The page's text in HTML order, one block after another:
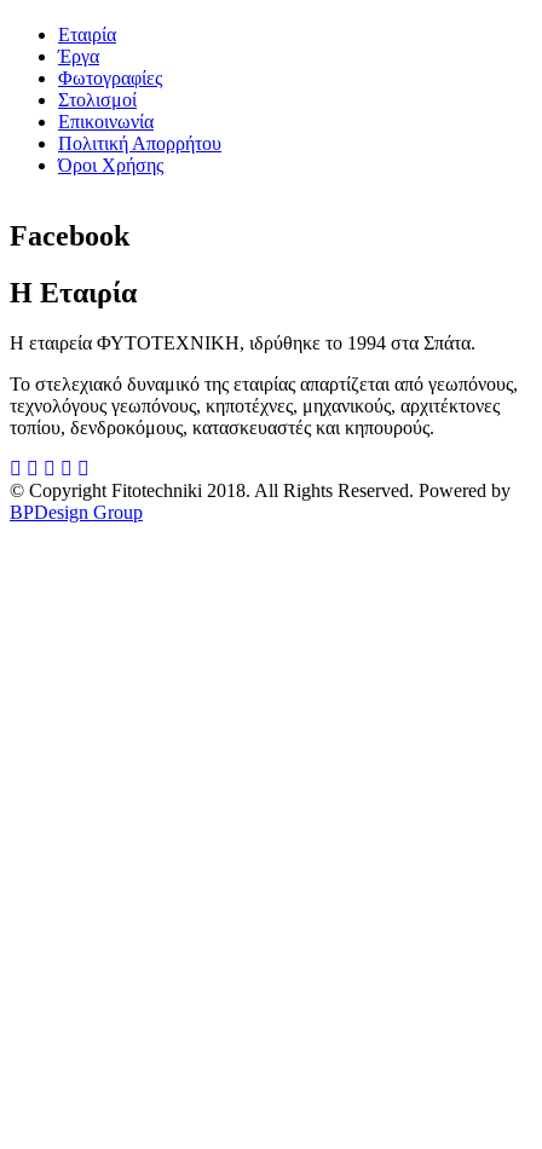
Εταιρία
Έργα
Φωτογραφίες
Στολισμοί
Επικοινωνία
Πολιτική Απορρήτου
Όροι Χρήσης
Facebook
Η Εταιρία
Η εταιρεία ΦΥΤΟΤΕΧΝΙΚΗ, ιδρύθηκε το 1994 στα Σπάτα.
Το στελεχιακό δυναμικό της εταιρίας απαρτίζεται από γεωπόνους,
τεχνολόγους γεωπόνους, κηποτέχνες, μηχανικούς, αρχιτέκτονες
τοπίου, δενδροκόμους, κατασκευαστές και κηπουρούς.
© Copyright Fitotechniki 2018. All Rights Reserved. Powered by
BPDesign Group